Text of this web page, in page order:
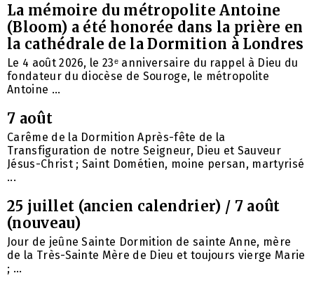
La mémoire du métropolite Antoine
(Bloom) a été honorée dans la prière en
la cathédrale de la Dormition à Londres
Le 4 août 2026, le 23ᵉ anniversaire du rappel à Dieu du
fondateur du diocèse de Souroge, le métropolite
Antoine ...
7 août
Carême de la Dormition Après-fête de la
Transfiguration de notre Seigneur, Dieu et Sauveur
Jésus-Christ ; Saint Dométien, moine persan, martyrisé
...
25 juillet (ancien calendrier) / 7 août
(nouveau)
Jour de jeûne Sainte Dormition de sainte Anne, mère
de la Très-Sainte Mère de Dieu et toujours vierge Marie
; ...